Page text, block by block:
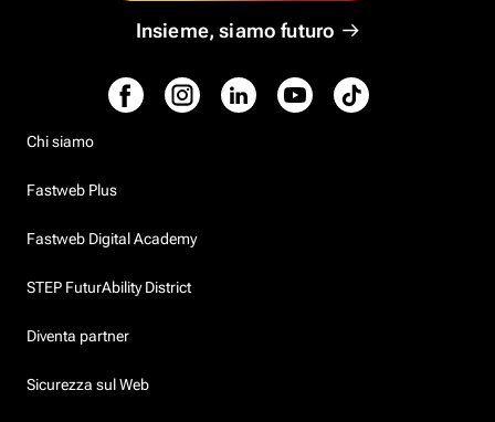
Insieme, siamo futuro
Chi siamo
Fastweb Plus
Fastweb Digital Academy
STEP FuturAbility District
Diventa partner
Sicurezza sul Web